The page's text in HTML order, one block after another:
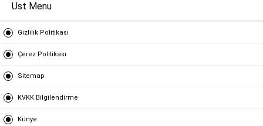
Ust Menu
Gizlilik Politikası
Çerez Politikası
Sitemap
KVKK Bilgilendirme
Künye